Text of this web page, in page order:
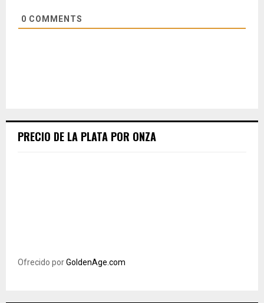
0 COMMENTS
PRECIO DE LA PLATA POR ONZA
Ofrecido porGoldenAge.com